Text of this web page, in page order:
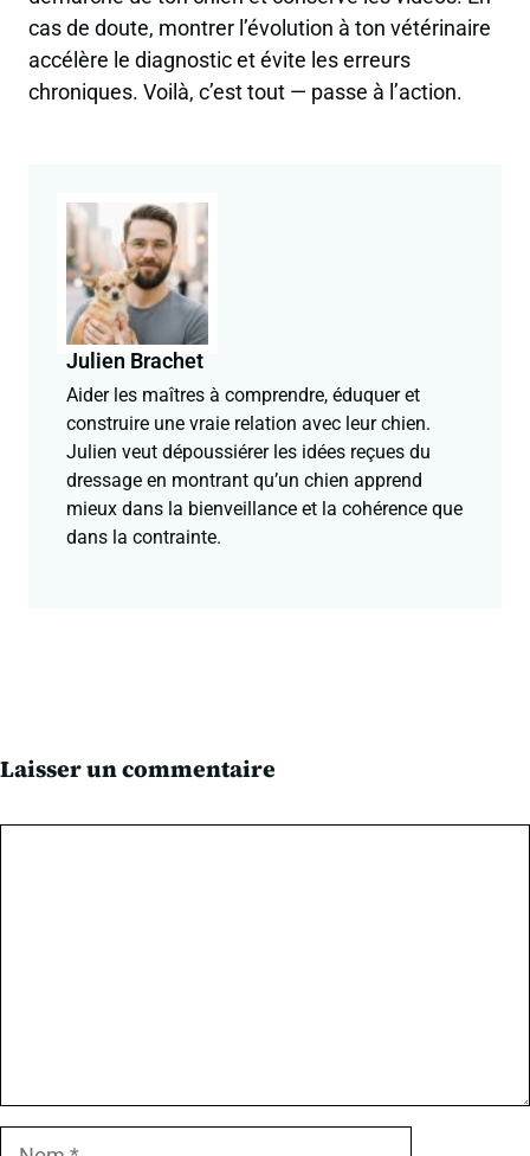
cas de doute, montrer l’évolution à ton vétérinaire
accélère le diagnostic et évite les erreurs
chroniques. Voilà, c’est tout — passe à l’action.
Julien Brachet
Aider les maîtres à comprendre, éduquer et
construire une vraie relation avec leur chien.
Julien veut dépoussiérer les idées reçues du
dressage en montrant qu’un chien apprend
mieux dans la bienveillance et la cohérence que
dans la contrainte.
Laisser un commentaire
Nom